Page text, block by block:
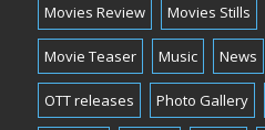
Movies Review Movies Stills
Movie Teaser Music News
OTT releases Photo Gallery